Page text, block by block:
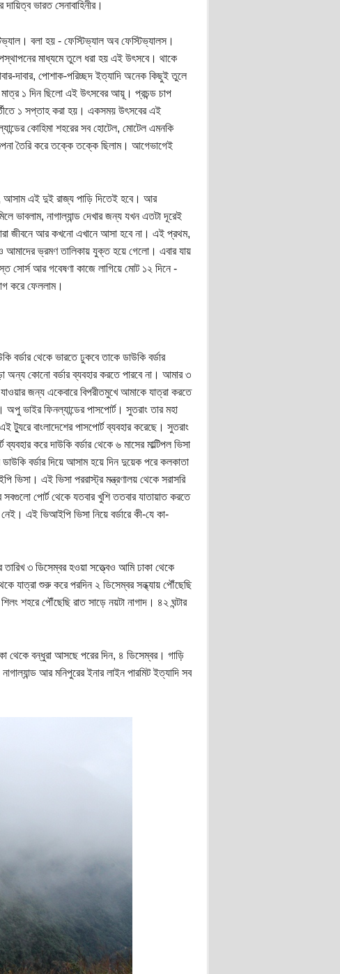
ভারত সেনাবাহিনীর।
বলা হয় - ফেস্টিভ্যাল অব ফেস্টিভ্যালস।
মাধ্যমে তুলে ধরা হয় এই উৎসবে। থাকে
দাবার, পোশাক-পরিচ্ছদ ইত্যাদি অনেক কিছুই তুলে
১ দিন ছিলো এই উৎসবের আয়ূ। প্রচন্ড চাপ
১ সপ্তাহ করা হয়। একসময় উৎসবের এই
কোহিমা শহরের সব হোটেল, মোটেল এমনকি
তৈরি করে তক্কে তক্কে ছিলাম। আগেভাগেই
আসাম এই দুই রাজ্য পাড়ি দিতেই হবে। আর
ভাবলাম, নাগাল্যান্ড দেখার জন্য যখন এতটা দূরেই
জীবনে আর কখনো এখানে আসা হবে না। এই প্রথম,
আমাদের ভ্রমণ তালিকায় যুক্ত হয়ে গেলো। এবার যায়
আর গবেষণা কাজে লাগিয়ে মোট ১২ দিনে -
করে ফেললাম।
বর্ডার থেকে ভারতে ঢুকবে তাকে ডাউকি বর্ডার
অন্য কোনো বর্ডার ব্যবহার করতে পারবে না। আমার ৩
জন্য একেবারে বিপরীতমুখে আমাকে যাত্রা করতে
ভাইর ফিনল্যান্ডের পাসপোর্ট। সুতরাং তার মহা
বাংলাদেশের পাসপোর্ট ব্যবহার করেছে। সুতরাং
করে দাউকি বর্ডার থেকে ৬ মাসের মাল্টিপল ভিসা
বর্ডার দিয়ে আসাম হয়ে দিন দুয়েক পরে কলকাতা
এই ভিসা পররাস্ট্র মন্ত্রণালয় থেকে সরাসরি
পোর্ট থেকে যতবার খুশি ততবার যাতায়াত করতে
এই ভিআইপি ভিসা নিয়ে বর্ডারে কী-যে কা-
৩ ডিসেম্বর হওয়া সত্ত্বেও আমি ঢাকা থেকে
যাত্রা শুরু করে পরদিন ২ ডিসেম্বর সন্ধ্যায় পৌঁছেছি
শহরে পৌঁছেছি রাত সাড়ে নয়টা নাগাদ। ৪২ ঘন্টার
থেকে বন্ধুরা আসছে পরের দিন, ৪ ডিসেম্বর। গাড়ি
আর মনিপুরের ইনার লাইন পারমিট ইত্যাদি সব